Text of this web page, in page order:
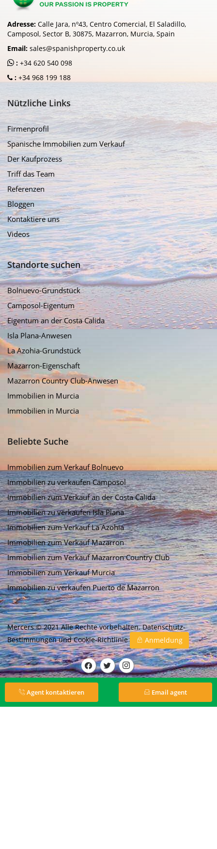
Adresse: Calle Jara, nº43, Centro Comercial, El Saladillo,
Camposol, Sector B, 30875, Mazarron, Murcia, Spain
Email: sales@spanishproperty.co.uk
: +34 620 540 098
: +34 968 199 188
Nützliche Links
Firmenprofil
Spanische Immobilien zum Verkauf
Der Kaufprozess
Triff das Team
Referenzen
Bloggen
Kontaktiere uns
Videos
Standorte suchen
Bolnuevo-Grundstück
Camposol-Eigentum
Eigentum an der Costa Calida
Isla Plana-Anwesen
La Azohia-Grundstück
Mazarron-Eigenschaft
Mazarron Country Club-Anwesen
Immobilien in Murcia
Immobilien in Murcia
Beliebte Suche
Immobilien zum Verkauf Bolnuevo
Immobilien zu verkaufen Camposol
Immobilien zum Verkauf an der Costa Calida
Immobilien zu verkaufen Isla Plana
Immobilien zum Verkauf La Azohia
Immobilien zum Verkauf Mazarron
Immobilien zum Verkauf Mazarron Country Club
Immobilien zum Verkauf Murcia
Immobilien zu verkaufen Puerto de Mazarron
Mercers © 2021 Alle Rechte vorbehalten.Datenschutz-
BestimmungenundCookie-Richtlinie Anmeldung
Agent kontaktieren Email agent